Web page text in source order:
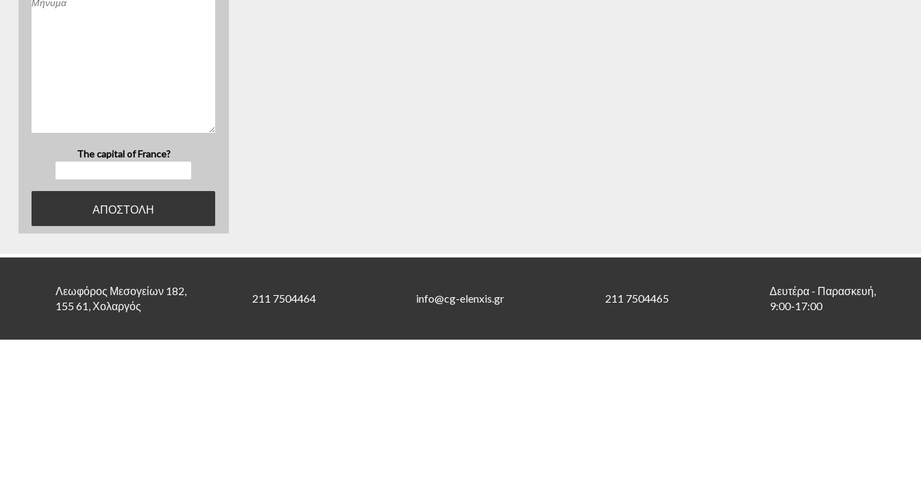
The capital of France?
Λεωφόρος Μεσογείων 182,
155 61, Χολαργός
211 7504464 info@cg-elenxis.gr 211 7504465
Δευτέρα - Παρασκευή,
9:00-17:00